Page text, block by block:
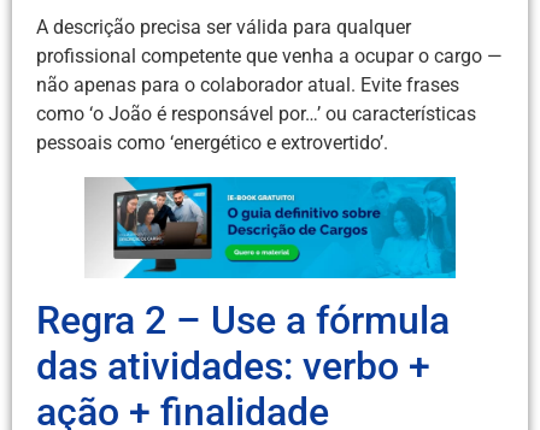
A descrição precisa ser válida para qualquer
profissional competente que venha a ocupar o cargo —
não apenas para o colaborador atual. Evite frases
como ‘o João é responsável por…’ ou características
pessoais como ‘energético e extrovertido’.
Regra 2 – Use a fórmula
das atividades: verbo +
ação + finalidade